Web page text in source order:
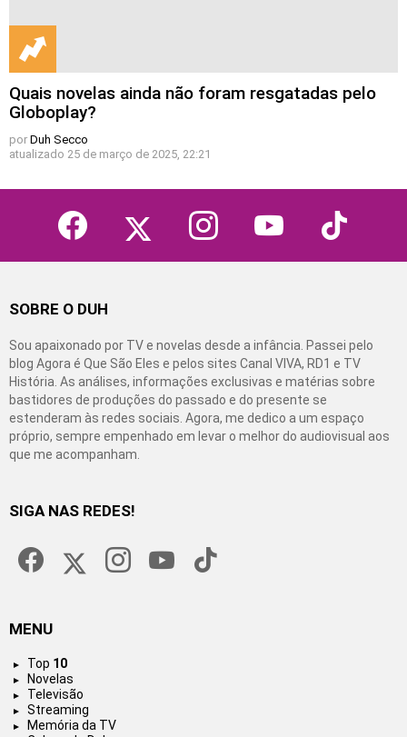
Quais novelas ainda não foram resgatadas pelo
Globoplay?
por Duh Secco
atualizado 25 de março de 2025, 22:21
facebook instagram youtube tiktok
SOBRE O DUH
Sou apaixonado por TV e novelas desde a infância. Passei pelo
blog Agora é Que São Eles e pelos sites Canal VIVA, RD1 e TV
História. As análises, informações exclusivas e matérias sobre
bastidores de produções do passado e do presente se
estenderam às redes sociais. Agora, me dedico a um espaço
próprio, sempre empenhado em levar o melhor do audiovisual aos
que me acompanham.
SIGA NAS REDES!
MENU
Top 10
Novelas
Televisão
Streaming
Memória da TV